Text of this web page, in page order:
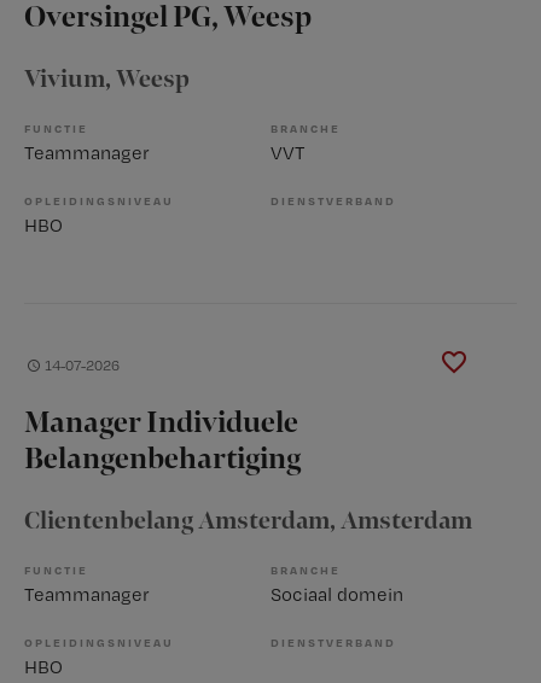
Oversingel PG, Weesp
Vivium, Weesp
FUNCTIE
Teammanager
BRANCHE
VVT
OPLEIDINGSNIVEAU
HBO
DIENSTVERBAND
14-07-2026
Manager Individuele
Belangenbehartiging
Clientenbelang Amsterdam, Amsterdam
FUNCTIE
Teammanager
BRANCHE
Sociaal domein
OPLEIDINGSNIVEAU
HBO
DIENSTVERBAND